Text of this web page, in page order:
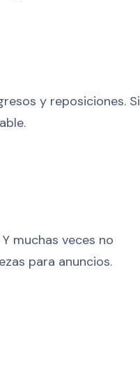
y reposiciones. Si
muchas veces no
para anuncios.